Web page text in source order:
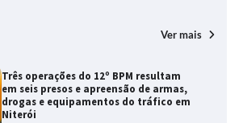
Ver mais
Três operações do 12º BPM resultam
em seis presos e apreensão de armas,
drogas e equipamentos do tráfico em
Niterói